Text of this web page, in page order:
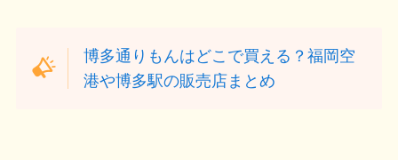
博多通りもんはどこで買える？福岡空
港や博多駅の販売店まとめ